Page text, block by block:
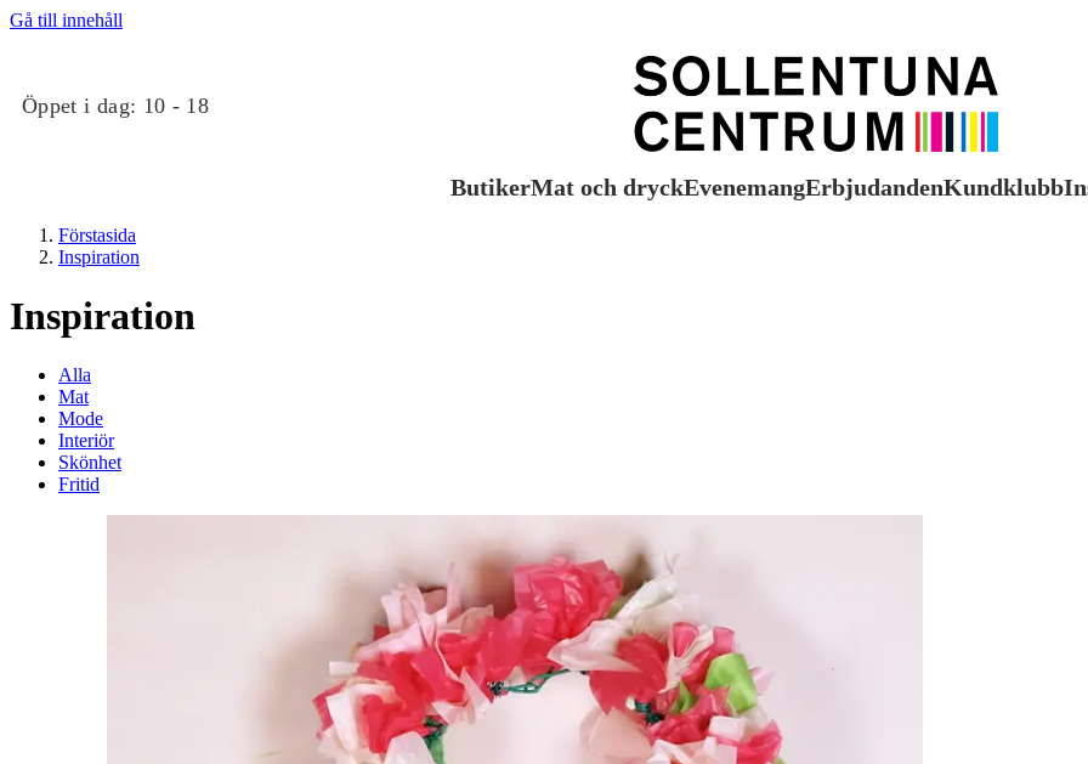
Gå till innehåll
Öppet i dag: 10 - 18
ButikerMat och dryckEvenemangErbjudandenKundklubb
Evenemang
Erbjudanden
Kundklubb
Förstasida
Inspiration
Inspiration
Alla
Mat
Mode
Interiör
Skönhet
Fritid